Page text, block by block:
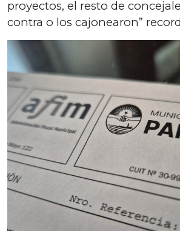
proyectos, el resto de
contra o los cajonearon”